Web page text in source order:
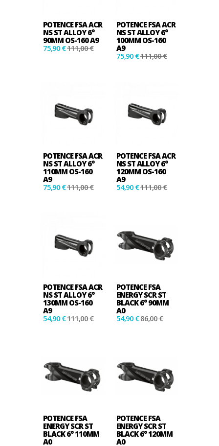
POTENCE FSA ACR
NS ST ALLOY 6°
90MM OS-160 A9
75,90 €111,00 €
POTENCE FSA ACR
NS ST ALLOY 6°
100MM OS-160
A9
75,90 €111,00 €
POTENCE FSA ACR
NS ST ALLOY 6°
110MM OS-160
A9
75,90 €111,00 €
POTENCE FSA ACR
NS ST ALLOY 6°
120MM OS-160
A9
54,90 €111,00 €
POTENCE FSA ACR
NS ST ALLOY 6°
130MM OS-160
A9
54,90 €111,00 €
POTENCE FSA
ENERGY SCR ST
BLACK 6° 90MM
A0
54,90 €86,00 €
POTENCE FSA
ENERGY SCR ST
BLACK 6° 110MM
A0
POTENCE FSA
ENERGY SCR ST
BLACK 6° 120MM
A0